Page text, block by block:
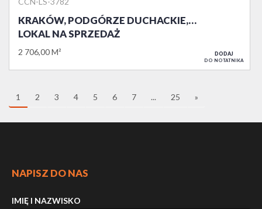
KRAKÓW, PODGÓRZE DUCHACKIE,…
LOKAL NA SPRZEDAŻ
2 706,00 M² DODAJ
DO NOTATNIKA
1 2 3 4 5 6 7 ... 25 »
NAPISZ DO NAS
IMIĘ I NAZWISKO